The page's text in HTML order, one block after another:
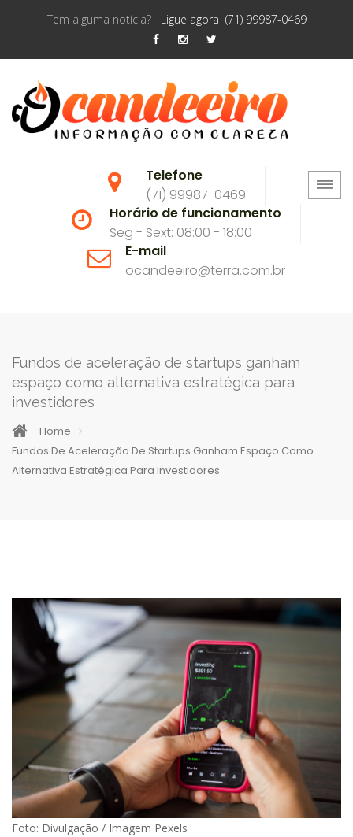
Tem alguma notícia? Ligue agora (71) 99987-0469
Telefone
(71) 99987-0469
Horário de funcionamento
Seg - Sext: 08:00 - 18:00
E-mail
ocandeeiro@terra.com.br
Fundos de aceleração de startups ganham
espaço como alternativa estratégica para
investidores
Home
Fundos De Aceleração De Startups Ganham Espaço Como
Alternativa Estratégica Para Investidores
Foto: Divulgação / Imagem Pexels